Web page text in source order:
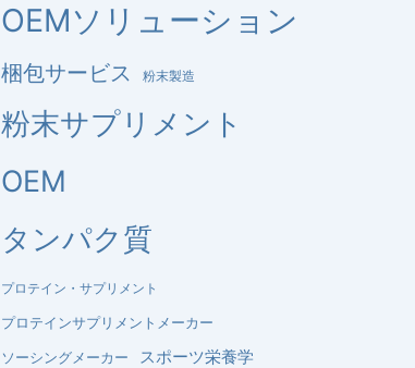
OEMソリューション
梱包サービス 粉末製造
粉末サプリメント
OEM
タンパク質
プロテイン・サプリメント
プロテインサプリメントメーカー
ソーシングメーカー
スポーツ栄養学